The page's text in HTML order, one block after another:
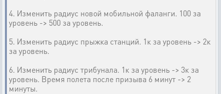
4. Изменить радиус новой мобильной фаланги. 100 за
уровень -> 500 за уровень.
5. Изменить радиус прыжка станций. 1к за уровень -> 2к
за уровень.
6. Изменить радиус трибунала. 1к за уровень -> 3к за
уровень. Время полета после призыва 6 минут -> 2
минуты.